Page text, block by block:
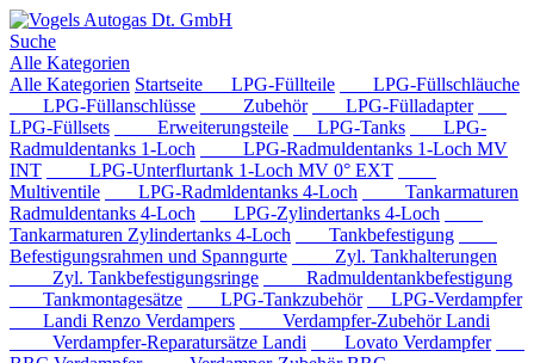
Suche
Alle Kategorien
Alle Kategorien Startseite LPG-Füllteile
LPG-Füllschläuche
LPG-Füllanschlüsse
Zubehör
LPG-Fülladapter
LPG-Füllsets
Erweiterungsteile LPG-Tanks
LPG-
Radmuldentanks 1-Loch
LPG-Radmuldentanks 1-Loch MV
INT
LPG-Unterflurtank 1-Loch MV 0° EXT
Multiventile
LPG-Radmldentanks 4-Loch
Tankarmaturen
Radmuldentanks 4-Loch
LPG-Zylindertanks 4-Loch
Tankarmaturen Zylindertanks 4-Loch
Tankbefestigung
Befestigungsrahmen und Spanngurte
Zyl. Tankhalterungen
Zyl. Tankbefestigungsringe
Radmuldentankbefestigung
Tankmontagesätze
LPG-Tankzubehör
LPG-Verdampfer
Landi Renzo Verdampers
Verdampfer-Zubehör Landi
Verdampfer-Reparatursätze Landi
Lovato Verdampfer